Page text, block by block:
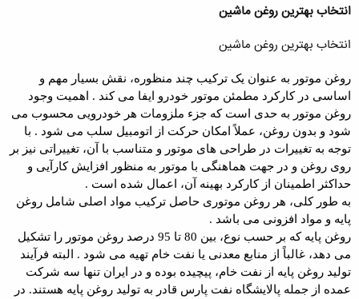
انتخاب بهترین روغن ماشین
انتخاب بهترین روغن ماشین
روغن موتور به عنوان یک ترکیب چند منظوره، نقش بسیار مهم و
اساسی در کارکرد مطمئن موتور خودرو ایفا می کند . اهمیت وجود
روغن موتور به حدی است که جزء ملزومات هر خودرویی محسوب می
شود و بدون روغن، عملاً امکان حرکت از اتومبیل سلب می شود . با
توجه به تغییرات در طراحی های موتور و متناسب با آن، تغییراتی نیز بر
روی روغن و در جهت هماهنگی با موتور به منظور افزایش کارآیی و
حداکثر اطمینان از کارکرد بهینه آن، اعمال شده است .
به طور کلی، هر روغن موتوری حاصل ترکیب مواد اصلی شامل روغن
پایه و مواد افزونی می باشد .
روغن پایه که بر حسب نوع، بین 80 تا 95 درصد روغن موتور را تشکیل
می دهد، غالباً از منابع معدنی یا نفت خام تهیه می شود . البته فرآیند
تولید روغن پایه از نفت خام، پیچیده بوده و در ایران تنها سه شرکت
عمده از جمله پالایشگاه نفت پارس قادر به تولید روغن پایه هستند. در